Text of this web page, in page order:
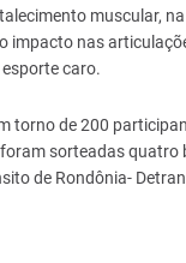
muscular,
impacto nas
caro.
torno de 200
sorteadas
de Rondônia-